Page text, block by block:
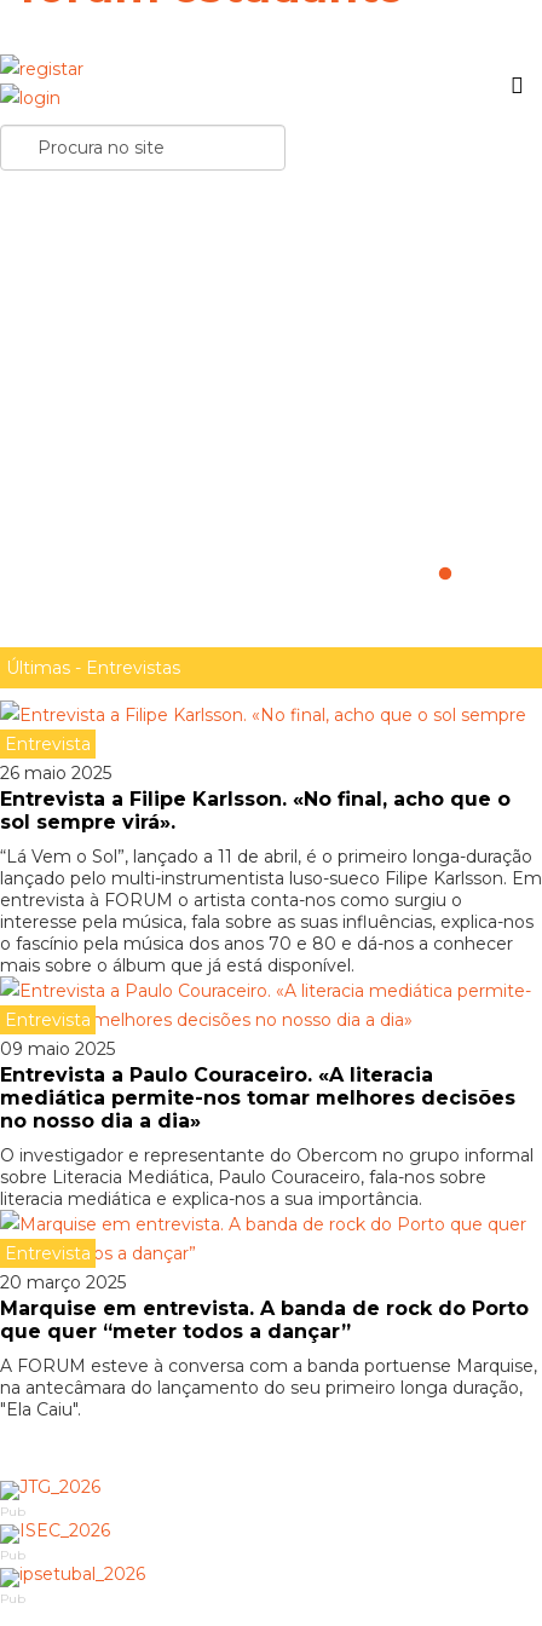
Últimas - Entrevistas
Entrevista
26 maio 2025
Entrevista a Filipe Karlsson. «No final, acho que o
sol sempre virá».
“Lá Vem o Sol”, lançado a 11 de abril, é o primeiro longa-duração
lançado pelo multi-instrumentista luso-sueco Filipe Karlsson. Em
entrevista à FORUM o artista conta-nos como surgiu o
interesse pela música, fala sobre as suas influências, explica-nos
o fascínio pela música dos anos 70 e 80 e dá-nos a conhecer
mais sobre o álbum que já está disponível.
Entrevista
09 maio 2025
Entrevista a Paulo Couraceiro. «A literacia
mediática permite-nos tomar melhores decisões
no nosso dia a dia»
O investigador e representante do Obercom no grupo informal
sobre Literacia Mediática, Paulo Couraceiro, fala-nos sobre
literacia mediática e explica-nos a sua importância.
Entrevista
20 março 2025
Marquise em entrevista. A banda de rock do Porto
que quer “meter todos a dançar”
A FORUM esteve à conversa com a banda portuense Marquise,
na antecâmara do lançamento do seu primeiro longa duração,
"Ela Caiu".
Pub
Pub
Pub